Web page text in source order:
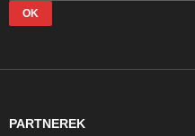
PARTNEREK